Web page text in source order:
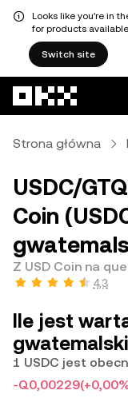
Looks like you're in
for products
Switch site
Strona główna
USDC/
Coin
Z USD Coin na
4,3
Ile jest
1 USDC jest
-Q0,00229